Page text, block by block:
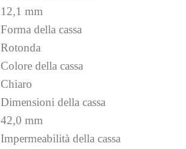
12,1 mm
Forma della cassa
Rotonda
Colore della cassa
Chiaro
Dimensioni della cassa
42,0 mm
Impermeabilità della cassa